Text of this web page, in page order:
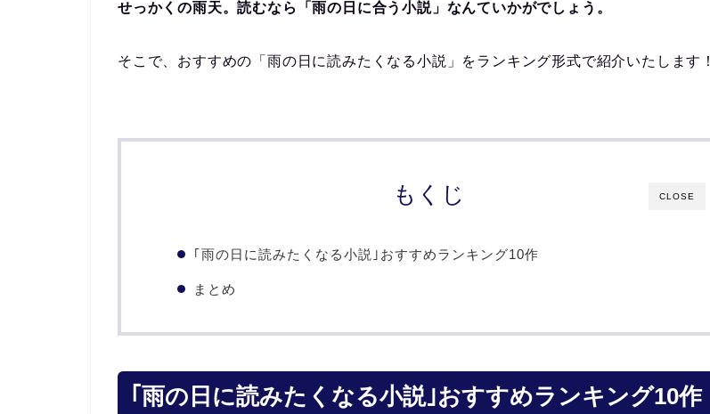
せっかくの雨天。読むなら「雨の日に合う小説」なんていかがでしょう。
そこで、おすすめの「雨の日に読みたくなる小説」をランキング形式で紹介いたします！
CLOSE
もくじ
｢雨の日に読みたくなる小説｣おすすめランキング10作
まとめ
｢雨の日に読みたくなる小説｣おすすめランキング10作